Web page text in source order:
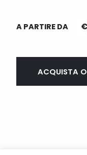
A PARTIRE DA €
ACQUISTA